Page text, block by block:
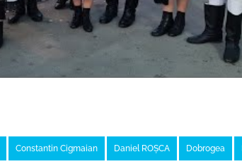
Constantin Cigmaian Daniel ROȘCA Dobrogea